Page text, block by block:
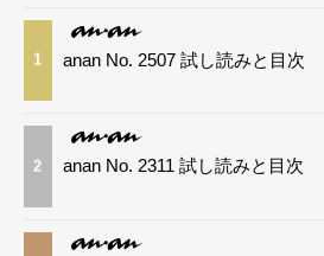
1 anan No. 2507 試し読みと目次
2 anan No. 2311 試し読みと目次